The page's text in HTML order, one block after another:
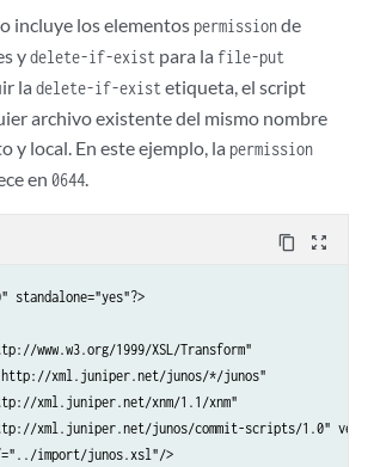
incluye los elementospermissionde
ydelete-if-exist para la file-put
la delete-if-existetiqueta, el script
archivo existente del mismo nombre
y local. En este ejemplo, la permission
en 0644.
content_copy zoom_out_map
standalone="yes"?>
www.w3.org/1999/XSL/Transform"
xml.juniper.net/junos/*/junos"
xml.juniper.net/xnm/1.1/xnm"
xml.juniper.net/junos/commit-scripts/1.0"
import/junos.xsl"/>